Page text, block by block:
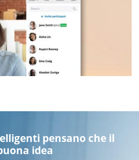
pensano che il
idea